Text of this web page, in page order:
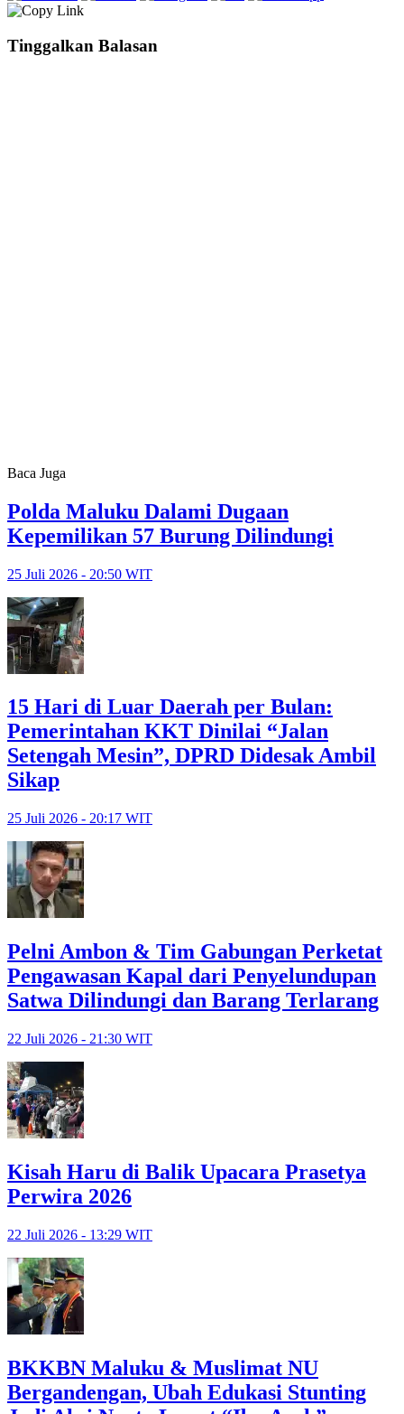
Tinggalkan Balasan
Baca Juga
Polda Maluku Dalami Dugaan
Kepemilikan 57 Burung Dilindungi
25 Juli 2026 - 20:50 WIT
15 Hari di Luar Daerah per Bulan:
Pemerintahan KKT Dinilai “Jalan
Setengah Mesin”, DPRD Didesak Ambil
Sikap
25 Juli 2026 - 20:17 WIT
Pelni Ambon & Tim Gabungan Perketat
Pengawasan Kapal dari Penyelundupan
Satwa Dilindungi dan Barang Terlarang
22 Juli 2026 - 21:30 WIT
Kisah Haru di Balik Upacara Prasetya
Perwira 2026
22 Juli 2026 - 13:29 WIT
BKKBN Maluku & Muslimat NU
Bergandengan, Ubah Edukasi Stunting